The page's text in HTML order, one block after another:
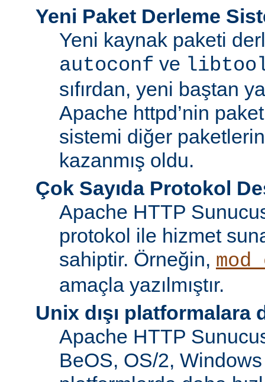
Yeni Paket Derleme
Yeni kaynak paketi
autoconf ve
sıfırdan, yeni baştan
Apache httpd’nin
sistemi diğer
kazanmış oldu.
Çok Sayıda Protokol
Apache HTTP
protokol ile hizmet
sahiptir. Örneğin,
amaçla yazılmıştır.
Unix dışı platformalara
Apache HTTP
BeOS, OS/2,